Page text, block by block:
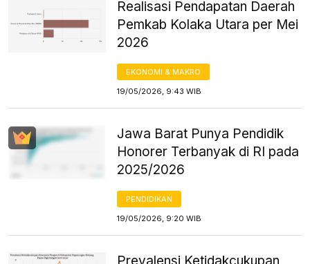
Realisasi Pendapatan Daerah
Pemkab Kolaka Utara per Mei
2026
EKONOMI & MAKRO
19/05/2026, 9:43 WIB
Jawa Barat Punya Pendidik
Honorer Terbanyak di RI pada
2025/2026
PENDIDIKAN
19/05/2026, 9:20 WIB
Prevalensi Ketidakcukupan